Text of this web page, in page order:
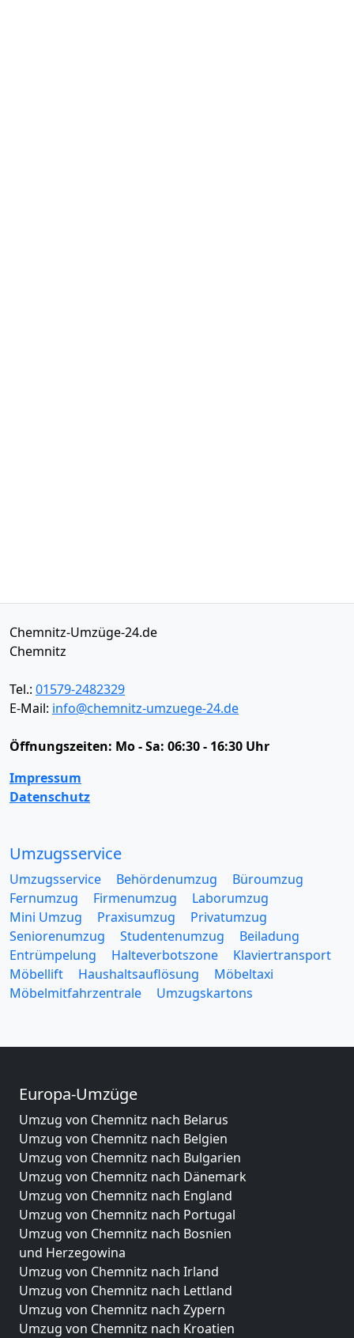
Chemnitz-Umzüge-24.de
Chemnitz
Tel.: 01579-2482329
E-Mail: info@chemnitz-umzuege-24.de
Öffnungszeiten: Mo - Sa: 06:30 - 16:30 Uhr
Impressum
Datenschutz
Umzugsservice
Umzugsservice Behördenumzug
Büroumzug
Fernumzug
Firmenumzug
Laborumzug
Mini Umzug
Praxisumzug
Privatumzug
Seniorenumzug
Studentenumzug
Beiladung
Entrümpelung
Halteverbotszone
Klaviertransport
Möbellift
Haushaltsauflösung
Möbeltaxi
Möbelmitfahrzentrale
Umzugskartons
Europa-Umzüge
Umzug von Chemnitz nach Belarus
Umzug von Chemnitz nach Belgien
Umzug von Chemnitz nach Bulgarien
Umzug von Chemnitz nach Dänemark
Umzug von Chemnitz nach England
Umzug von Chemnitz nach Portugal
Umzug von Chemnitz nach Bosnien
und Herzegowina
Umzug von Chemnitz nach Irland
Umzug von Chemnitz nach Lettland
Umzug von Chemnitz nach Zypern
Umzug von Chemnitz nach Kroatien